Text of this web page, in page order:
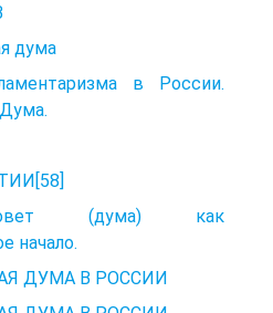
дума
в России.
(дума) как
начало.
ДУМА В РОССИИ